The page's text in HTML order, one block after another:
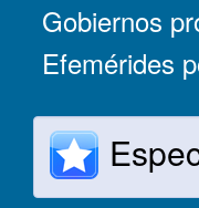
Gobiernos
Efemérides